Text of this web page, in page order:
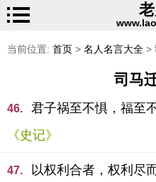
当前位置: 首页 > 名人名言大全 >
司马
46.
君子祸至不惧，福至不
《史记》
47. 以权利合者，权利尽